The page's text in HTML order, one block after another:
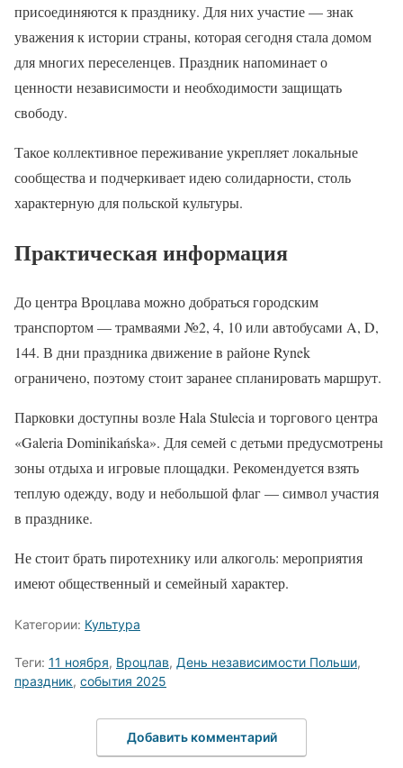
присоединяются к празднику. Для них участие — знак
уважения к истории страны, которая сегодня стала домом
для многих переселенцев. Праздник напоминает о
ценности независимости и необходимости защищать
свободу.
Такое коллективное переживание укрепляет локальные
сообщества и подчеркивает идею солидарности, столь
характерную для польской культуры.
Практическая информация
До центра Вроцлава можно добраться городским
транспортом — трамваями №2, 4, 10 или автобусами A, D,
144. В дни праздника движение в районе Rynek
ограничено, поэтому стоит заранее спланировать маршрут.
Парковки доступны возле Hala Stulecia и торгового центра
«Galeria Dominikańska». Для семей с детьми предусмотрены
зоны отдыха и игровые площадки. Рекомендуется взять
теплую одежду, воду и небольшой флаг — символ участия
в празднике.
Не стоит брать пиротехнику или алкоголь: мероприятия
имеют общественный и семейный характер.
Категории: Культура
Теги: 11 ноября, Вроцлав, День независимости Польши,
праздник, события 2025
Добавить комментарий